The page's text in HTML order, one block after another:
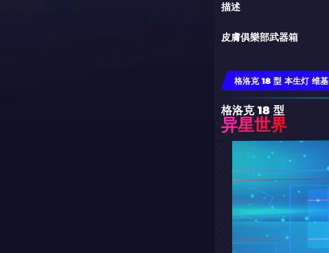
描述
皮膚俱樂部武器箱
格洛克 18 型 本生灯 维基
格洛克 18 型
异星世界